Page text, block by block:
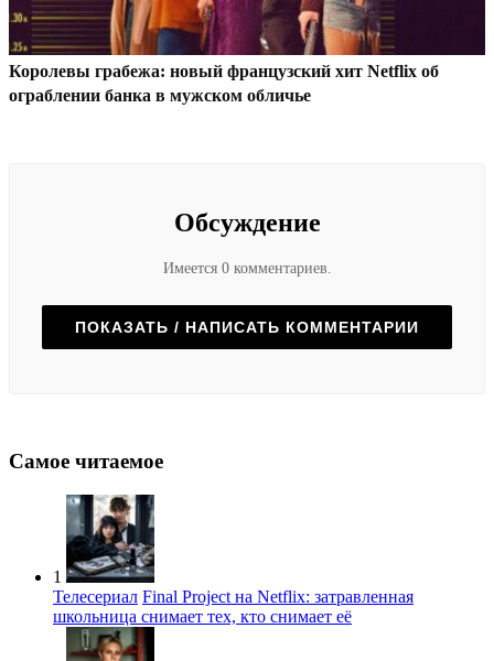
Королевы грабежа: новый французский хит Netflix об
ограблении банка в мужском обличье
Обсуждение
Имеется 0 комментариев.
ПОКАЗАТЬ / НАПИСАТЬ КОММЕНТАРИИ
Самое читаемое
1
Телесериал Final Project на Netflix: затравленная
школьница снимает тех, кто снимает её